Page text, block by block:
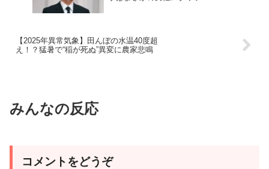
【2025年異常気象】田んぼの水温40度超
え！？猛暑で“稲が死ぬ”異変に農家悲鳴
みんなの反応
コメントをどうぞ